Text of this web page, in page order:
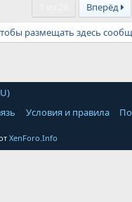
Вперёд
размещать здесь
Условия и правила
XenForo.Info